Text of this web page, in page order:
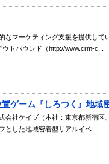
なマーケティング支援を提供し
トバウンド（http://www.crm-c...
ゲーム『しろつく』地域
会社ケイブ（本社：東京都新宿
した地域密着型リアルイベ...